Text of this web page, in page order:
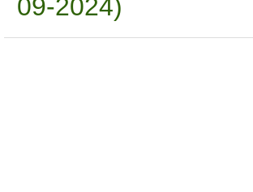
09-2024)